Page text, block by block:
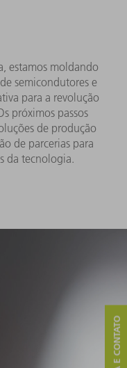
estamos moldando
semicondutores e
para a revolução
próximos passos
de produção
de parcerias para
da tecnologia.